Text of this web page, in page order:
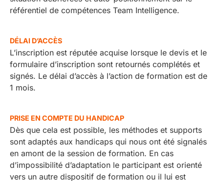
référentiel de compétences Team Intelligence.
DÉLAI D’ACCÈS
L’inscription est réputée acquise lorsque le devis et le
formulaire d’inscription sont retournés complétés et
signés. Le délai d’accès à l’action de formation est de
1 mois.
PRISE EN COMPTE DU HANDICAP
Dès que cela est possible, les méthodes et supports
sont adaptés aux handicaps qui nous ont été signalés
en amont de la session de formation. En cas
d’impossibilité d’adaptation le participant est orienté
vers un autre dispositif de formation ou il lui est